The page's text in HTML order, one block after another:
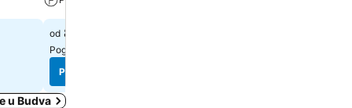
od 83 €
Pogledaj cene sa
Pogledaj cene
u Budva